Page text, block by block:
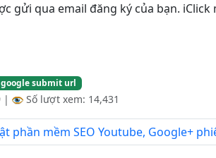
gửi qua email đăng ký của bạn.
google submit url
| Số lượt xem: 14,431
phần mềm SEO Youtube, Google+